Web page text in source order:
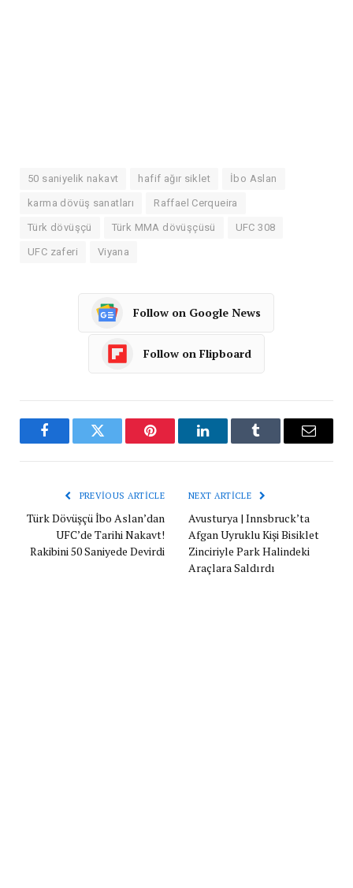
50 saniyelik nakavt hafif ağır siklet İbo Aslan
karma dövüş sanatları Raffael Cerqueira
Türk dövüşçü Türk MMA dövüşçüsü UFC 308
UFC zaferi Viyana
Follow on Google News
Follow on Flipboard
FacebookTwitter Pinterest LinkedInTumblr Email
PREVIOUS ARTICLE
Türk Dövüşçü İbo Aslan’dan
UFC’de Tarihi Nakavt!
Rakibini 50 Saniyede Devirdi
NEXT ARTICLE
Avusturya | Innsbruck’ta
Afgan Uyruklu Kişi Bisiklet
Zinciriyle Park Halindeki
Araçlara Saldırdı